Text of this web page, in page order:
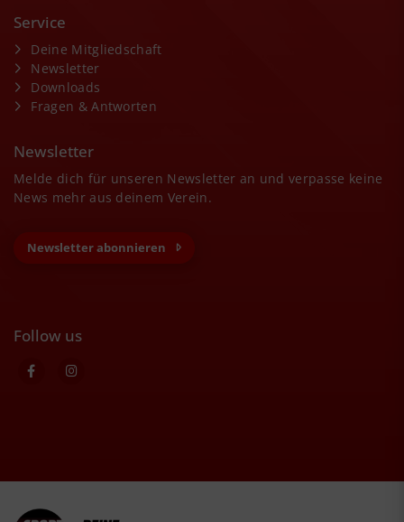
Service
Deine Mitgliedschaft
Newsletter
Downloads
Fragen & Antworten
Newsletter
Melde dich für unseren Newsletter an und verpasse keine
News mehr aus deinem Verein.
Newsletter abonnieren
Follow us